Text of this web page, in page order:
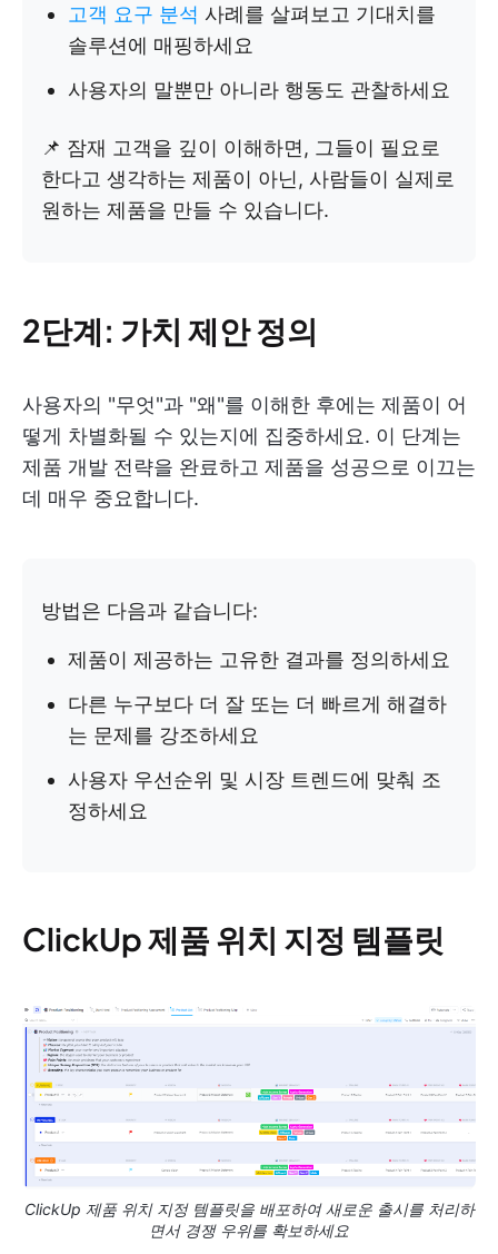
고객 요구 분석 사례를 살펴보고 기대치를
솔루션에 매핑하세요
사용자의 말뿐만 아니라 행동도 관찰하세요
📌 잠재 고객을 깊이 이해하면, 그들이 필요로
한다고 생각하는 제품이 아닌, 사람들이 실제로
원하는 제품을 만들 수 있습니다.
2단계: 가치 제안 정의
사용자의 "무엇"과 "왜"를 이해한 후에는 제품이 어
떻게 차별화될 수 있는지에 집중하세요. 이 단계는
제품 개발 전략을 완료하고 제품을 성공으로 이끄는
데 매우 중요합니다.
방법은 다음과 같습니다:
제품이 제공하는 고유한 결과를 정의하세요
다른 누구보다 더 잘 또는 더 빠르게 해결하
는 문제를 강조하세요
사용자 우선순위 및 시장 트렌드에 맞춰 조
정하세요
ClickUp 제품 위치 지정 템플릿
ClickUp 제품 위치 지정 템플릿을 배포하여 새로운 출시를 처리하
면서 경쟁 우위를 확보하세요